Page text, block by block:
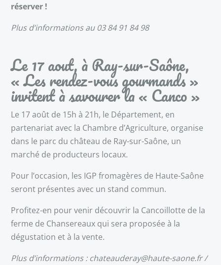
réserver !
Plus d’informations au 03 84 91 84 98
Le 17 aout, à Ray-sur-Saône,
« Les rendez-vous gourmands »
invitent à savourer la « Canco »
Le 17 août de 15h à 21h, le Département, en
partenariat avec la Chambre d’Agriculture, organise
dans le parc du château de Ray-sur-Saône, un
marché de producteurs locaux.
Pour l’occasion, les IGP fromagères de Haute-Saône
seront présentes avec un stand commun.
Profitez-en pour venir découvrir la Cancoillotte de la
ferme de Chansereaux qui sera proposée à la
dégustation et à la vente.
Plus d’informations : chateauderay@haute-saone.fr /